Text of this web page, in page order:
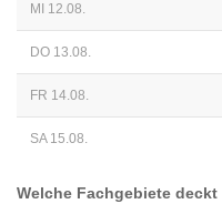
MI 12.08.
DO 13.08.
FR 14.08.
SA 15.08.
Welche Fachgebiete deckt